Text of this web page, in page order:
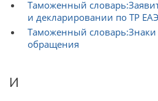
Таможенный
и декларировании по ТР
Таможенный словарь:Знаки
обращения
И